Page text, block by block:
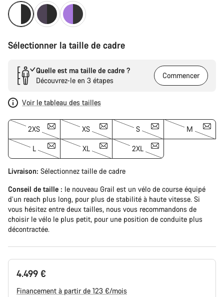
Sélectionner la taille de cadre
Quelle est ma taille de cadre ?
Découvrez-le en 3 étapes
Commencer
Voir le tableau des tailles
2XS XS S M
L XL 2XL
Livraison: Sélectionnez taille de cadre
Conseil de taille : le nouveau Grail est un vélo de course équipé
d’un reach plus long, pour plus de stabilité à haute vitesse. Si
vous hésitez entre deux tailles, nous vous recommandons de
choisir le vélo le plus petit, pour une position de conduite plus
décontractée.
4.499 €
Financement à partir de 123 €/mois